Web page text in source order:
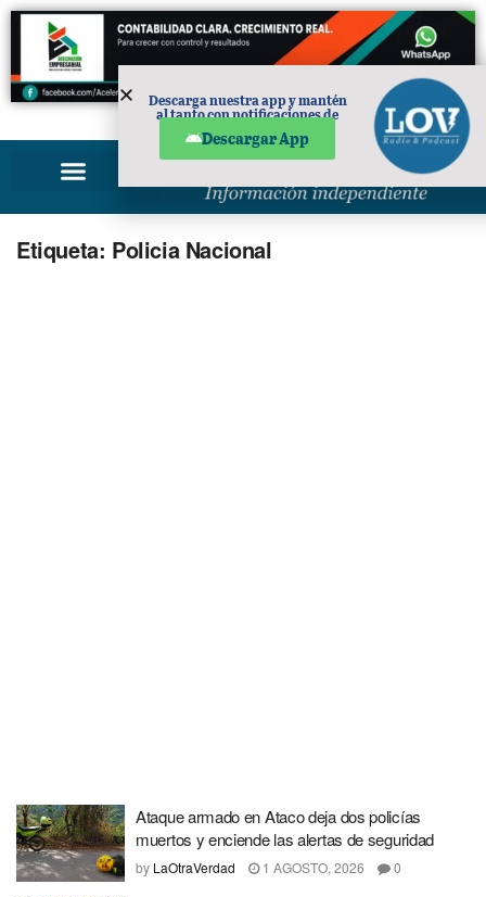
PUBLICIDAD
Etiqueta: Policia Nacional
Ataque armado en Ataco deja dos policías
muertos y enciende las alertas de seguridad
by LaOtraVerdad 1 AGOSTO, 2026 0
Descarga nuestra app y mantén
al tanto con notificaciones de
Descargar App